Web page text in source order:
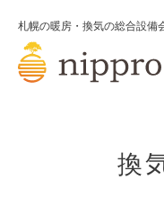
札幌の暖房・換気の総合設備
換